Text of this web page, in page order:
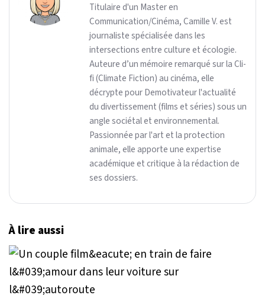
Titulaire d'un Master en
Communication/Cinéma, Camille V. est
journaliste spécialisée dans les
intersections entre culture et écologie.
Auteure d’un mémoire remarqué sur la Cli-
fi (Climate Fiction) au cinéma, elle
décrypte pour Demotivateur l'actualité
du divertissement (films et séries) sous un
angle sociétal et environnemental.
Passionnée par l'art et la protection
animale, elle apporte une expertise
académique et critique à la rédaction de
ses dossiers.
À lire aussi